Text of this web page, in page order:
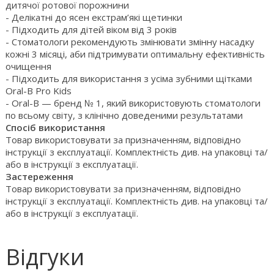
дитячої ротової порожнини
- Делікатні до ясен екстрам’які щетинки
- Підходить для дітей віком від 3 років
- Стоматологи рекомендують змінювати змінну насадку
кожні 3 місяці, аби підтримувати оптимальну ефективність
очищення
- Підходить для використання з усіма зубними щітками
Oral-B Pro Kids
- Oral-B — бренд № 1, який використовують стоматологи
по всьому світу, з клінічно доведеними результатами
Спосіб використання
Товар використовувати за призначенням, відповідно
інструкції з експлуатації. Комплектність див. на упаковці та/
або в інструкції з експлуатації.
Застереження
Товар використовувати за призначенням, відповідно
інструкції з експлуатації. Комплектність див. на упаковці та/
або в інструкції з експлуатації.
Відгуки